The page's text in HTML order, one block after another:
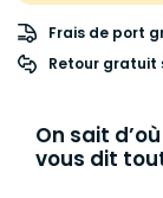
Frais de port
Retour gratuit
On sait
vous dit